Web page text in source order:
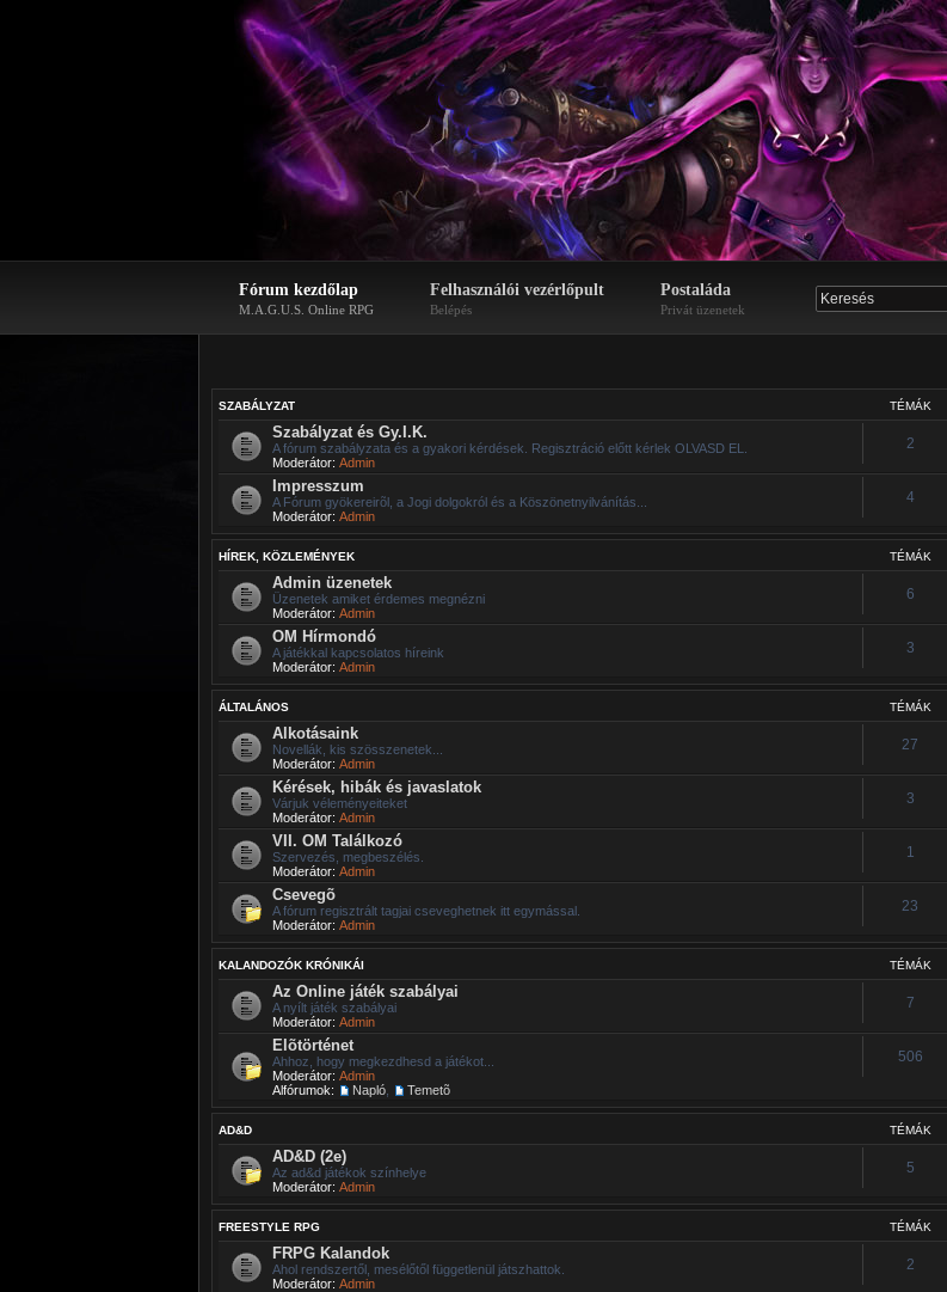
Fórum kezdőlap
M.A.G.U.S. Online RPG
Felhasználói vezérlőpult
Belépés
Postaláda
Privát üzenetek
SZABÁLYZAT TÉMÁK
Szabályzat és Gy.I.K.
A fórum szabályzata és a gyakori kérdések. Regisztráció előtt kérlek OLVASD EL.
Moderátor: Admin
2
Impresszum
A Fórum gyökereirõl, a Jogi dolgokról és a Köszönetnyilvánítás...
Moderátor: Admin
4
HÍREK, KÖZLEMÉNYEK TÉMÁK
Admin üzenetek
Üzenetek amiket érdemes megnézni
Moderátor: Admin
6
OM Hírmondó
A játékkal kapcsolatos híreink
Moderátor: Admin
3
ÁLTALÁNOS TÉMÁK
Alkotásaink
Novellák, kis szösszenetek...
Moderátor: Admin
27
Kérések, hibák és javaslatok
Várjuk véleményeiteket
Moderátor: Admin
3
VII. OM Találkozó
Szervezés, megbeszélés.
Moderátor: Admin
1
Csevegõ
A fórum regisztrált tagjai cseveghetnek itt egymással.
Moderátor: Admin
23
KALANDOZÓK KRÓNIKÁI TÉMÁK
Az Online játék szabályai
A nyílt játék szabályai
Moderátor: Admin
7
Elõtörténet
Ahhoz, hogy megkezdhesd a játékot...
Moderátor: Admin
Alfórumok:
Napló Temetõ
506
AD&D TÉMÁK
AD&D (2e)
Az ad&d játékok színhelye
Moderátor: Admin
5
FREESTYLE RPG TÉMÁK
FRPG Kalandok
Ahol rendszertől, mesélőtől függetlenül játszhattok.
Moderátor: Admin
2